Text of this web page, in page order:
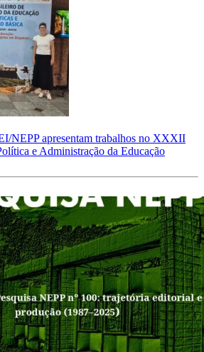
NEPP apresentam trabalhos no XXXII
e Administração da Educação